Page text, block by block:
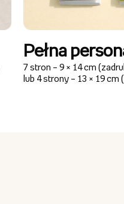
Pełna
7 stron – 9 × 14 cm
lub 4 strony – 13 × 19